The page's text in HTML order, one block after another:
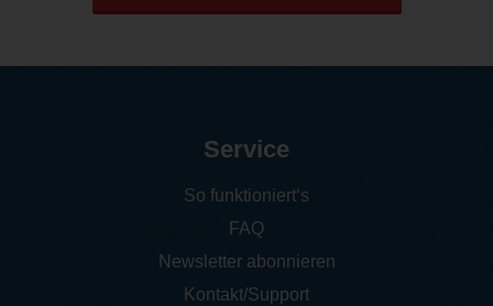
Service
So funktioniert‘s
FAQ
Newsletter abonnieren
Kontakt/Support